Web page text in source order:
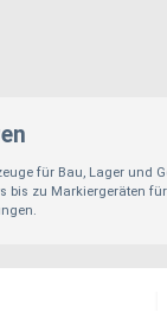
für Bau, Lager und
bis zu Markiergeräten